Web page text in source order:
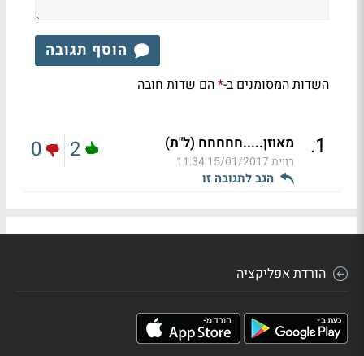
הוסף תגובה
השדות המסומנים ב-*הם שדות חובה
1
. מאוזן.....חחחחח (ל"ת)
רווית15/01/2017 11:34
הגב לתגובה זו
2
0
הורדת אפליקציה